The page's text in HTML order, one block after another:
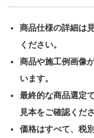
商品仕様の詳細は
ください。
商品や施工例画像
います。
最終的な商品選定
見本をご確認くださ
価格はすべて、税